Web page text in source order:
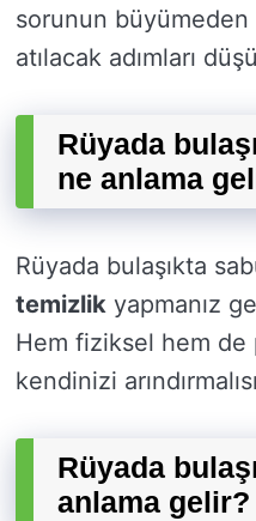
sorunun büyümeden
atılacak adımları
Rüyada
ne anlama
Rüyada bulaşıkta
temizlik yapmanız
Hem fiziksel hem
kendinizi
Rüyada
anlama gelir?